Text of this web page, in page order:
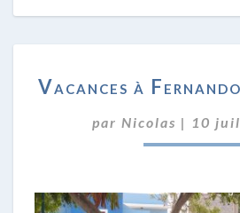
À
DE
Vacances à
par Nicolas | 10